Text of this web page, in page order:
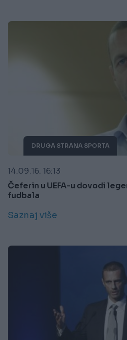
DRUGA STRANA SPORTA
14.09.16. 16:13
Čeferin u UEFA-u dovodi
fudbala
Saznaj više